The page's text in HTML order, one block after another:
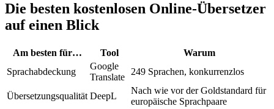
Die besten kostenlosen Online-Übersetzer
auf einen Blick
Am besten für… Tool
Warum
Sprachabdeckung
Google
Translate
249 Sprachen, konkurrenzlos
Übersetzungsqualität DeepL
Nach wie vor der Goldstandard für
europäische Sprachpaare